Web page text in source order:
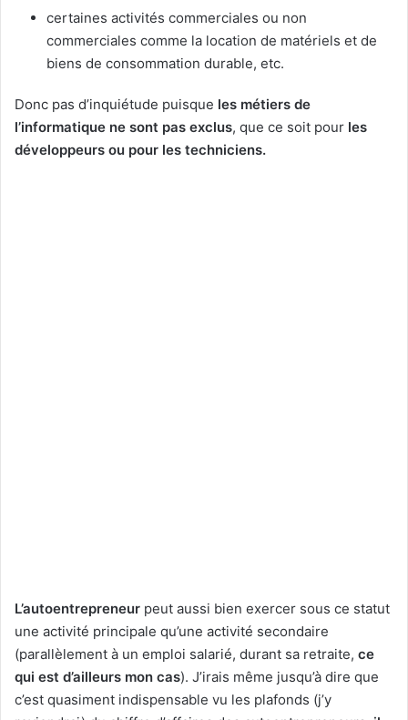
certaines activités commerciales ou non
commerciales comme la location de matériels et de
biens de consommation durable, etc.
Donc pas d’inquiétude puisque les métiers de
l’informatique ne sont pas exclus, que ce soit pour les
développeurs ou pour les techniciens.
L’autoentrepreneur peut aussi bien exercer sous ce statut
une activité principale qu’une activité secondaire
(parallèlement à un emploi salarié, durant sa retraite, ce
qui est d’ailleurs mon cas). J’irais même jusqu’à dire que
c’est quasiment indispensable vu les plafonds (j’y